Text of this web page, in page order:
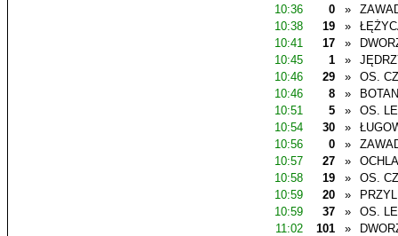
10:36
0 »
10:38
19 »
10:41
17 »
10:45
1 »
10:46
29 »
OS.
10:46
8 »
10:51
5 »
OS.
10:54
30 »
10:56
0 »
10:57
27 »
OCHLA
10:58
19 »
OS.
10:59
20 »
10:59
37 »
OS.
11:02
101 »